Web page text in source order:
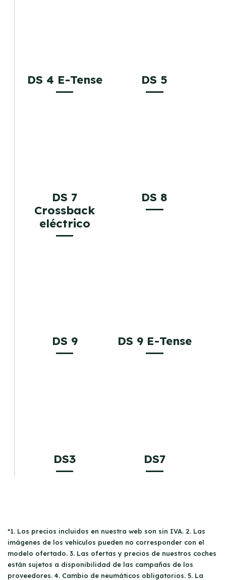
DS 4 E-Tense DS 5
DS 7
Crossback
eléctrico
DS 8
DS 9 DS 9 E-Tense
DS3 DS7
*1. Los precios incluidos en nuestra web son sin IVA. 2. Las
imágenes de los vehículos pueden no corresponder con el
modelo ofertado. 3. Las ofertas y precios de nuestros coches
están sujetos a disponibilidad de las campañas de los
proveedores. 4. Cambio de neumáticos obligatorios. 5. La